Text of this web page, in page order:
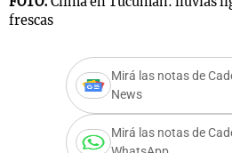
frescas
Mirá las notas de
News
Mirá las notas de